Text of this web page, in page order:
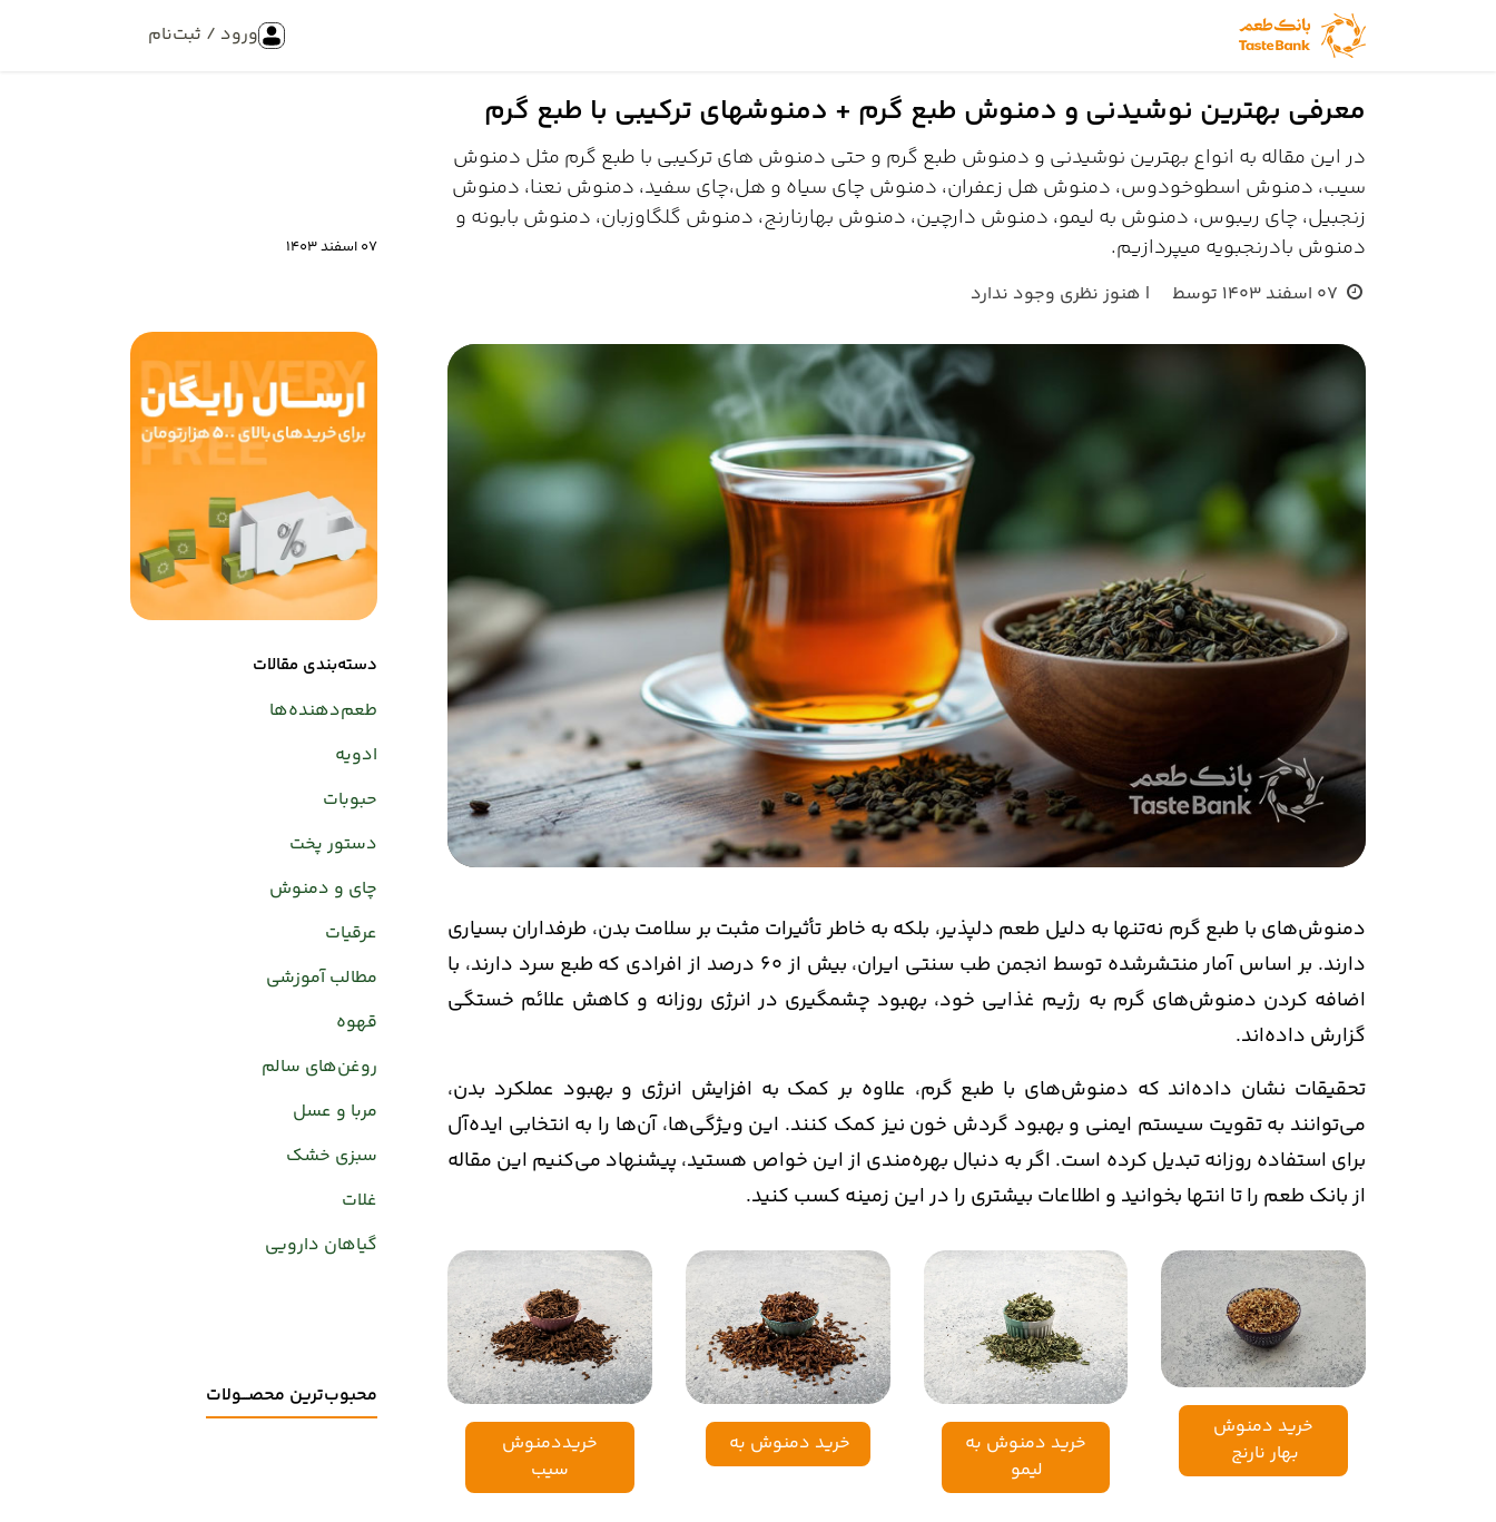
ورود / ثبت‌نام
معرفی بهترین نوشیدنی و دمنوش طبع گرم + دمنوشهای ترکیبی با طبع گرم
در این مقاله به انواع بهترین نوشیدنی و دمنوش طبع گرم و حتی دمنوش های ترکیبی با طبع گرم مثل دمنوش
سیب، دمنوش اسطوخودوس، دمنوش هل زعفران، دمنوش چای سیاه و هل،چای سفید، دمنوش نعنا، دمنوش
زنجبیل، چای ریبوس، دمنوش به لیمو، دمنوش دارچین، دمنوش بهارنارنج، دمنوش گلگاوزبان، دمنوش بابونه و
دمنوش بادرنجبویه میپردازیم.
07 اسفند 1403 توسط | هنوز نظری وجود ندارد
دمنوش‌های با طبع گرم نه‌تنها به دلیل طعم دلپذیر، بلکه به خاطر تأثیرات مثبت بر سلامت بدن، طرفداران بسیاری
دارند. بر اساس آمار منتشرشده توسط انجمن طب سنتی ایران، بیش از 60 درصد از افرادی که طبع سرد دارند، با
اضافه کردن دمنوش‌های گرم به رژیم غذایی خود، بهبود چشمگیری در انرژی روزانه و کاهش علائم خستگی
گزارش داده‌اند.
تحقیقات نشان داده‌اند که دمنوش‌های با طبع گرم، علاوه بر کمک به افزایش انرژی و بهبود عملکرد بدن،
می‌توانند به تقویت سیستم ایمنی و بهبود گردش خون نیز کمک کنند. این ویژگی‌ها، آن‌ها را به انتخابی ایده‌آل
برای استفاده روزانه تبدیل کرده است. اگر به دنبال بهره‌مندی از این خواص هستید، پیشنهاد می‌کنیم این مقاله
از بانک طعم را تا انتها بخوانید و اطلاعات بیشتری را در این زمینه کسب کنید.
خرید دمنوش
بهار نارنج
خرید دمنوش به
لیمو
خرید دمنوش به
خریددمنوش
سیب
07 اسفند 1403
دسته‌بندی مقالات
طعم‌دهنده‌ها
ادویه
حبوبات
دستور پخت
چای و دمنوش
عرقیات
مطالب آموزشی
قهوه
روغن‌های سالم
مربا و عسل
سبزی خشک
غلات
گیاهان دارویی
محبوب‌ترین محصـــولات